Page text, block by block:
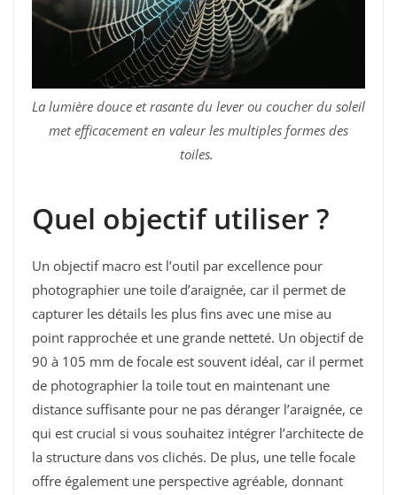
La lumière douce et rasante du lever ou coucher du soleil
met efficacement en valeur les multiples formes des
toiles.
Quel objectif utiliser ?
Un objectif macro est l’outil par excellence pour
photographier une toile d’araignée, car il permet de
capturer les détails les plus fins avec une mise au
point rapprochée et une grande netteté. Un objectif de
90 à 105 mm de focale est souvent idéal, car il permet
de photographier la toile tout en maintenant une
distance suffisante pour ne pas déranger l’araignée, ce
qui est crucial si vous souhaitez intégrer l’architecte de
la structure dans vos clichés. De plus, une telle focale
offre également une perspective agréable, donnant